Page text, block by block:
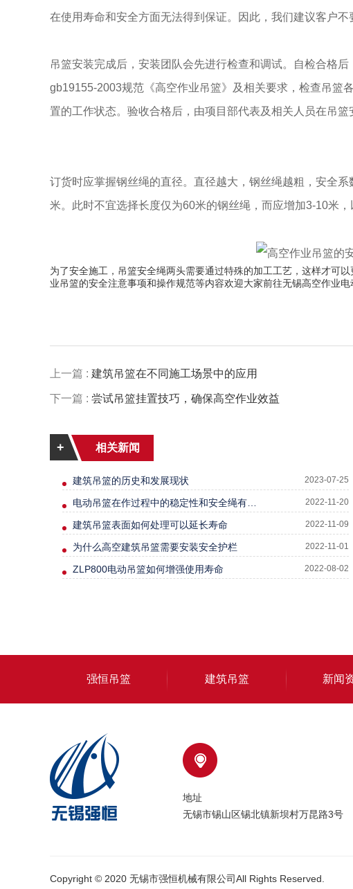
在使用寿命和安全方面无法得到保证。因此，我们建议客户不
吊篮安装完成后，安装团队会先进行检查和调试。自检合格
gb19155-2003规范《高空作业吊篮》及相关要求，检查吊篮
置的工作状态。验收合格后，由项目部代表及相关人员在吊篮
订货时应掌握钢丝绳的直径。直径越大，钢丝绳越粗，安全
米。此时不宜选择长度仅为60米的钢丝绳，而应增加3-10米，
为了安全施工，吊篮安全绳两头需要通过特殊的加工工艺，这样才可
业吊篮的安全注意事项和操作规范等内容欢迎大家前往无锡高空作业电
上一篇 : 建筑吊篮在不同施工场景中的应用
下一篇 : 尝试吊篮挂置技巧，确保高空作业效益
+ 相关新闻
建筑吊篮的历史和发展现状 2023-07-25
2022-11-20
建筑吊篮表面如何处理可以延长寿命 2022-11-09
为什么高空建筑吊篮需要安装安全护栏 2022-11-01
ZLP800电动吊篮如何增强使用寿命 2022-08-02
强恒吊篮 建筑吊篮 新闻
地址
无锡市锡山区锡北镇新坝村万昆路3号
Copyright © 2020 无锡市强恒机械有限公司All Rights Reserved.